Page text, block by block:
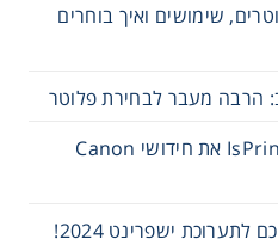
שימושים ואיך בוחרים
הרבה מעבר לבחירת פלוטר
חברת גטר מציגה בתערוכת IsPrint את חידושי Canon
ישפרינט 2024!